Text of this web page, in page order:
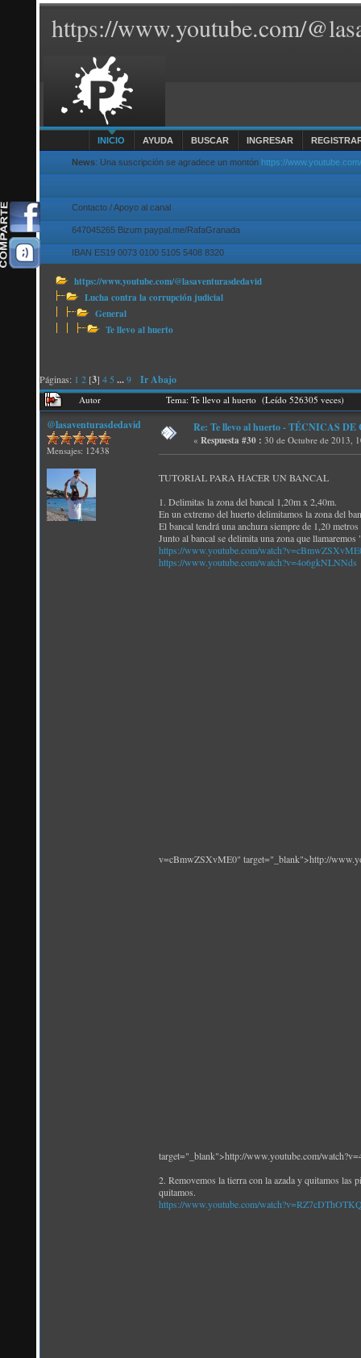
https://www.youtube.com/
INICIO AYUDA BUSCAR INGRESAR
News: Una suscripción se agradece un montón https://
Contacto / Apoyo al canal
647045265 Bizum paypal.me/RafaGranada
IBAN ES19 0073 0100 5105 5408 8320
https://www.youtube.com/@lasaventurasdedavid
Lucha contra la corrupción judicial
General
Te llevo al huerto
Páginas: 1 2 [3] 4 5 ...9 Ir Abajo
Autor Tema: Te llevo al huerto (Leído 526305 veces)
@lasaventurasdedavid
Mensajes: 12438
Re: Te llevo al huerto - TÉCNICAS
« Respuesta #30 : 30 de Octubre de 2013,
TUTORIAL PARA HACER UN BANCAL
1. Delimitas la zona del bancal 1,20m x 2,40m.
En un extremo del huerto delimitamos la zona del
El bancal tendrá una anchura siempre de 1,20
Junto al bancal se delimita una zona que
https://www.youtube.com/
https://www.youtube.com/watch?v=4o6gkNLNNds
v=cBmwZSXvME0" target="_blank">http://
target="_blank">http://www.youtube.com/
2. Removemos la tierra con la azada y quitamos las
quitamos.
https://www.youtube.com/